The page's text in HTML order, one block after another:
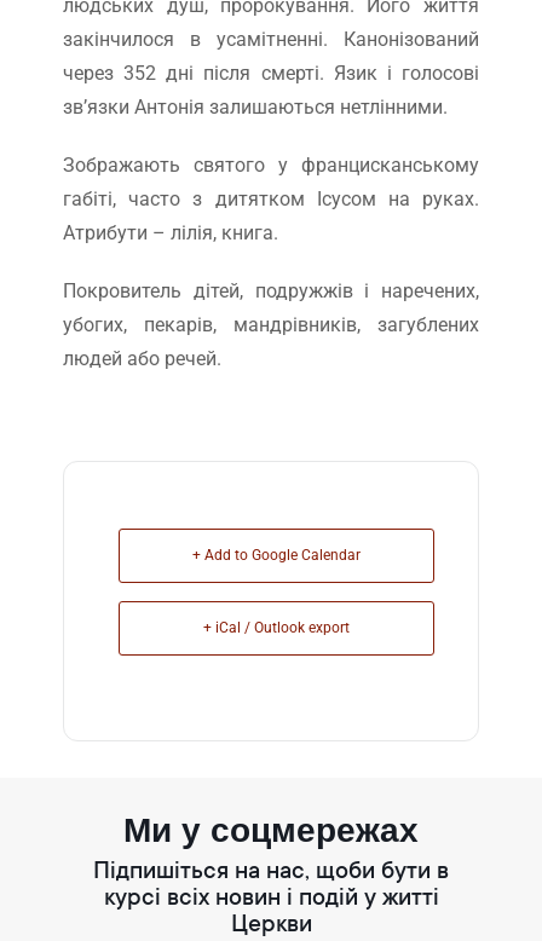
людських душ, пророкування. Його життя
закінчилося в усамітненні. Канонізований
через 352 дні після смерті. Язик і голосові
зв’язки Антонія залишаються нетлінними.
Зображають святого у францисканському
габіті, часто з дитятком Ісусом на руках.
Атрибути – лілія, книга.
Покровитель дітей, подружжів і наречених,
убогих, пекарів, мандрівників, загублених
людей або речей.
+ Add to Google Calendar
+ iCal / Outlook export
Ми у соцмережах
Підпишіться на нас, щоби бути в
курсі всіх новин і подій у житті
Церкви